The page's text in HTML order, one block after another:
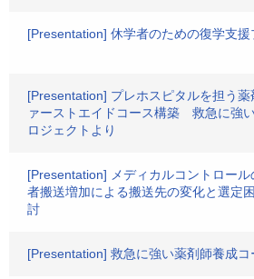
[Presentation] 休学者のための復学支
[Presentation] プレホスピタルを担う
ァーストエイドコース構築 救急に強
ロジェクトより
[Presentation] メディカルコントロー
者搬送増加による搬送先の変化と選定
討
[Presentation] 救急に強い薬剤師養成コ